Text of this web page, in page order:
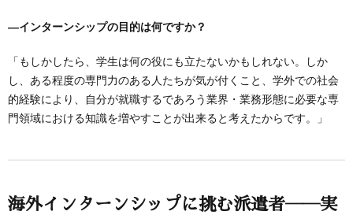
―インターンシップの目的は何ですか？
「もしかしたら、学生は何の役にも立たないかもしれない。しか
し、ある程度の専門力のある人たちが気が付くこと、学外での社会
的経験により、自分が就職するであろう業界・業務形態に必要な専
門領域における知識を増やすことが出来ると考えたからです。」
海外インターンシップに挑む派遣者――実